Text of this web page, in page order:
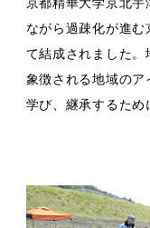
ながら過疎化が進
て結成されました。
象徴される地域の
学び、継承するため